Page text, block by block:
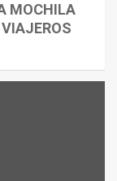
MOCHILA